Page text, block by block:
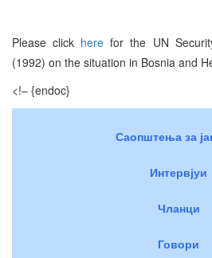
Please click here for the UN
(1992) on the situation in Bosnia and
<!– {endoc}
Саопштења за
Интервјуи
Чланци
Говори